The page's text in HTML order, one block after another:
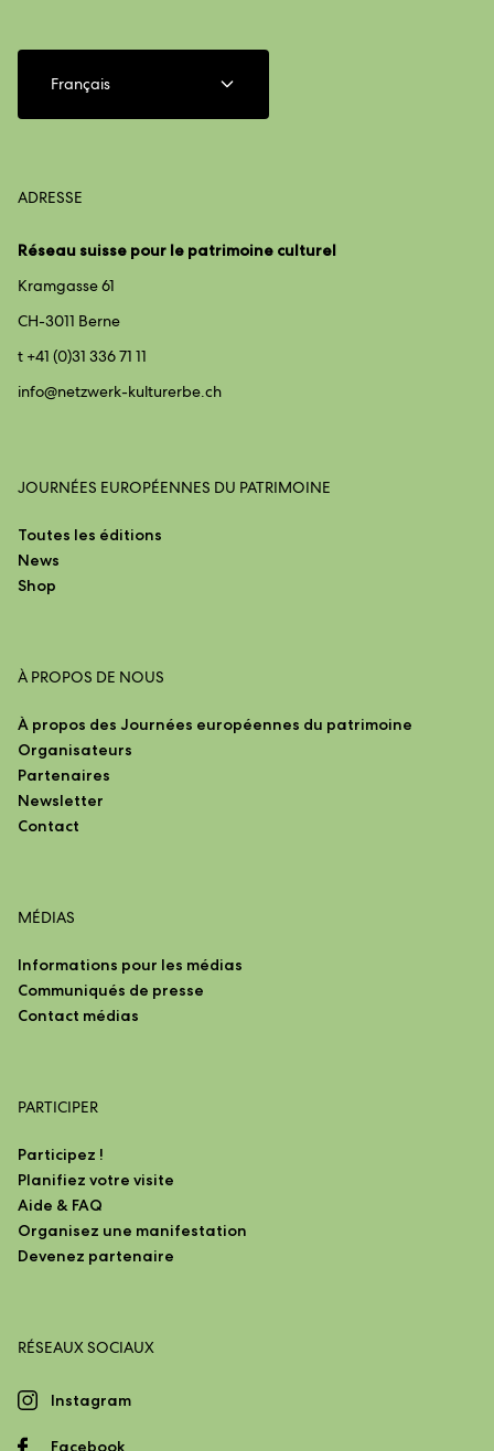
Français
ADRESSE
Réseau suisse pour le patrimoine culturel
Kramgasse 61
CH-3011 Berne
t +41 (0)31 336 71 11
info@netzwerk-kulturerbe.ch
JOURNÉES EUROPÉENNES DU PATRIMOINE
Toutes les éditions
News
Shop
À PROPOS DE NOUS
À propos des Journées européennes du patrimoine
Organisateurs
Partenaires
Newsletter
Contact
MÉDIAS
Informations pour les médias
Communiqués de presse
Contact médias
PARTICIPER
Participez !
Planifiez votre visite
Aide & FAQ
Organisez une manifestation
Devenez partenaire
RÉSEAUX SOCIAUX
Instagram
Facebook